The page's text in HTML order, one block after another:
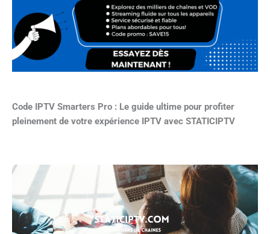
Code IPTV Smarters Pro : Le guide ultime pour profiter
pleinement de votre expérience IPTV avec STATICIPTV